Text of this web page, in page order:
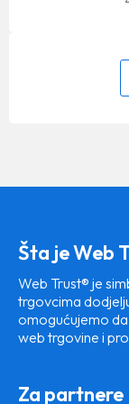
Šta je Web
Web Trust® je
trgovcima
omogućujemo
web trgovine i
Za partnere